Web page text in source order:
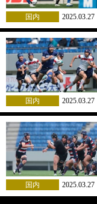
国内 2025.03.27
国内 2025.03.27
国内 2025.03.27